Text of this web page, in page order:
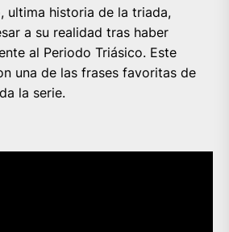
ultima historia de la triada,
a su realidad tras haber
al Periodo Triásico. Este
una de las frases favoritas de
la serie.